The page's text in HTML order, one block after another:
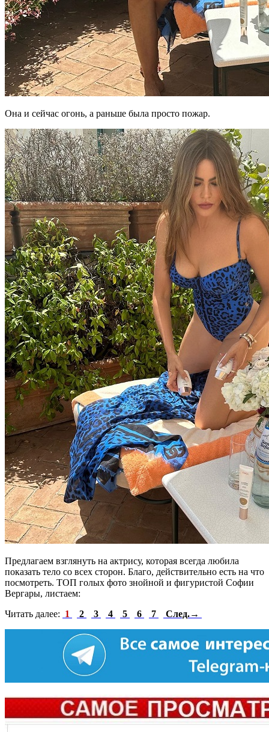
Она и сейчас огонь, а раньше была просто пожар.
Предлагаем взглянуть на актрису, которая всегда любила
показать тело со всех сторон. Благо, действительно есть на что
посмотреть. ТОП голых фото знойной и фигуристой Софии
Вергары, листаем:
Читать далее: 1 2 3 4 5 6 7 След.→